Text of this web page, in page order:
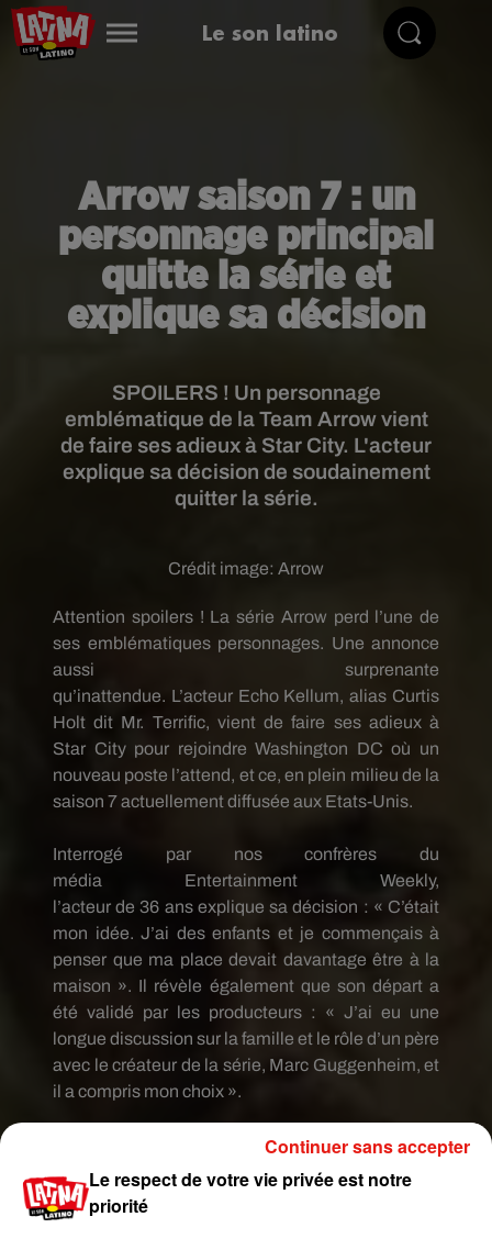
Le son latino
Arrow saison 7 : un
personnage principal
quitte la série et
explique sa décision
SPOILERS ! Un personnage
emblématique de la Team Arrow vient
de faire ses adieux à Star City. L'acteur
explique sa décision de soudainement
quitter la série.
Crédit image: Arrow
Attention spoilers ! La série Arrow perd l’une de
ses emblématiques personnages. Une annonce
aussi surprenante
qu’inattendue. L’acteur Echo Kellum, alias Curtis
Holt dit Mr. Terrific, vient de faire ses adieux à
Star City pour rejoindre Washington DC où un
nouveau poste l’attend, et ce, en plein milieu de la
saison 7 actuellement diffusée aux Etats-Unis.
Interrogé par nos confrères du
média
Entertainment Weekly,
l’acteur de 36 ans explique sa décision : « C’était
mon idée. J’ai des enfants et je commençais à
penser que ma place devait davantage être à la
maison ». Il révèle également que son départ a
été validé par les producteurs :
« J’ai eu une
longue discussion sur la famille et le rôle d’un père
avec le créateur de la série, Marc Guggenheim, et
il a compris mon choix ».
ne tourne pas définitivement le dos
Olivier Queen et ses anciens acolytes de
la Team Arrow
Mr.
Le respect de votre vie privée est notre
priorité
Continuer sans accepter